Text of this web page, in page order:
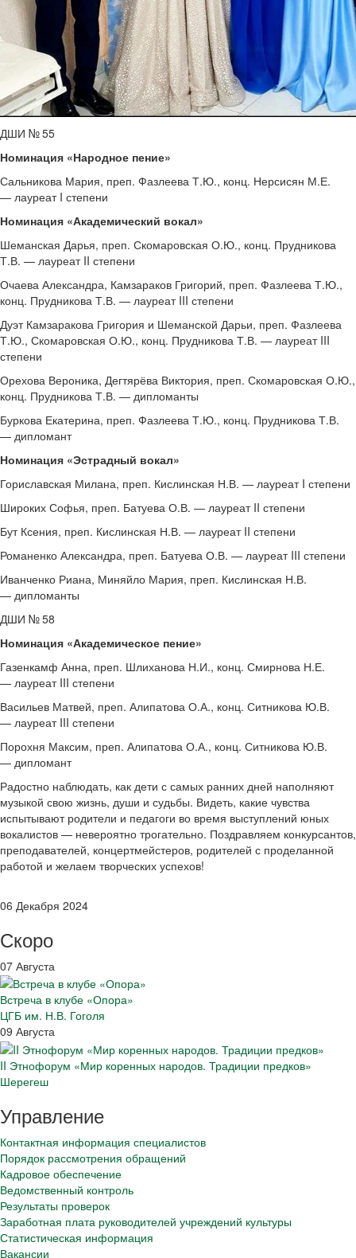
ДШИ № 55
Номинация «Народное пение»
Сальникова Мария, преп. Фазлеева Т.Ю., конц. Нерсисян М.Е.
— лауреат I степени
Номинация «Академический вокал»
Шеманская Дарья, преп. Скомаровская О.Ю., конц. Прудникова
Т.В. — лауреат II степени
Очаева Александра, Камзараков Григорий, преп. Фазлеева Т.Ю.,
конц. Прудникова Т.В. — лауреат III степени
Дуэт Камзаракова Григория и Шеманской Дарьи, преп. Фазлеева
Т.Ю., Скомаровская О.Ю., конц. Прудникова Т.В. — лауреат III
степени
Орехова Вероника, Дегтярёва Виктория, преп. Скомаровская О.Ю.,
конц. Прудникова Т.В. — дипломанты
Буркова Екатерина, преп. Фазлеева Т.Ю., конц. Прудникова Т.В.
— дипломант
Номинация «Эстрадный вокал»
Гориславская Милана, преп. Кислинская Н.В. — лауреат I степени
Широких Софья, преп. Батуева О.В. — лауреат II степени
Бут Ксения, преп. Кислинская Н.В. — лауреат II степени
Романенко Александра, преп. Батуева О.В. — лауреат III степени
Иванченко Риана, Миняйло Мария, преп. Кислинская Н.В.
— дипломанты
ДШИ № 58
Номинация «Академическое пение»
Газенкамф Анна, преп. Шлиханова Н.И., конц. Смирнова Н.Е.
— лауреат III степени
Васильев Матвей, преп. Алипатова О.А., конц. Ситникова Ю.В.
— лауреат III степени
Порохня Максим, преп. Алипатова О.А., конц. Ситникова Ю.В.
— дипломант
Радостно наблюдать, как дети с самых ранних дней наполняют
музыкой свою жизнь, души и судьбы. Видеть, какие чувства
испытывают родители и педагоги во время выступлений юных
вокалистов — невероятно трогательно. Поздравляем конкурсантов,
преподавателей, концертмейстеров, родителей с проделанной
работой и желаем творческих успехов!
06 Декабря 2024
Скоро
07 Августа
Встреча в клубе «Опора»
ЦГБ им. Н.В. Гоголя
09 Августа
II Этнофорум «Мир коренных народов. Традиции предков»
Шерегеш
Управление
Контактная информация специалистов
Порядок рассмотрения обращений
Кадровое обеспечение
Ведомственный контроль
Результаты проверок
Заработная плата руководителей учреждений культуры
Статистическая информация
Вакансии